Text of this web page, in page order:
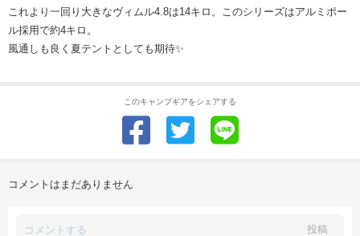
これより一回り大きなヴィムル4.8は14キロ。このシリーズはアルミポー
ル採用で約4キロ。
風通しも良く夏テントとしても期待✨
このキャンプギアをシェアする
コメントはまだありません
投稿